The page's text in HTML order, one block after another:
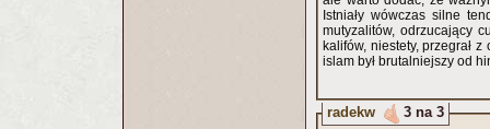
Istniały wówczas silne
mutyzalitów, odrzucający
kalifów, niestety, przegrał
islam był brutalniejszy od
radekw 3 na 3